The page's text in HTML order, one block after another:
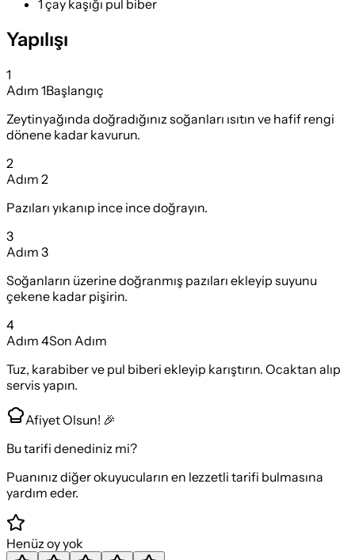
1 çay kaşığı pul biber
Yapılışı
1
Adım 1Başlangıç
Zeytinyağında doğradığınız soğanları ısıtın ve hafif rengi
dönene kadar kavurun.
2
Adım 2
Pazıları yıkanıp ince ince doğrayın.
3
Adım 3
Soğanların üzerine doğranmış pazıları ekleyip suyunu
çekene kadar pişirin.
4
Adım 4Son Adım
Tuz, karabiber ve pul biberi ekleyip karıştırın. Ocaktan alıp
servis yapın.
Afiyet Olsun! 🎉
Bu tarifi denediniz mi?
Puanınız diğer okuyucuların en lezzetli tarifi bulmasına
yardım eder.
Henüz oy yok